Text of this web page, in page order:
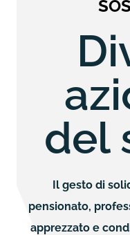
del
Il gesto di
pensionato,
apprezzato e